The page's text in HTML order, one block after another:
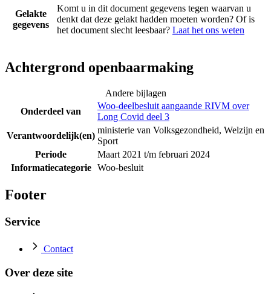
Gelakte
gegevens
Komt u in dit document gegevens tegen waarvan u
denkt dat deze gelakt hadden moeten worden? Of is
het document slecht leesbaar? Laat het ons weten
Achtergrond openbaarmaking
Andere bijlagen
Onderdeel van
Woo-deelbesluit aangaande RIVM over
Long Covid deel 3
Verantwoordelijk(en)
ministerie van Volksgezondheid, Welzijn en
Sport
Periode
Maart 2021 t/m februari 2024
Informatiecategorie
Woo-besluit
Footer
Service
Contact
Over deze site